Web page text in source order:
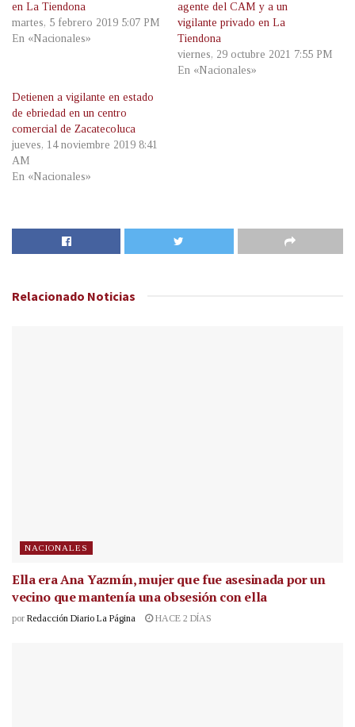
en La Tiendona
martes, 5 febrero 2019 5:07 PM
En «Nacionales»
agente del CAM y a un
vigilante privado en La
Tiendona
viernes, 29 octubre 2021 7:55 PM
En «Nacionales»
Detienen a vigilante en estado
de ebriedad en un centro
comercial de Zacatecoluca
jueves, 14 noviembre 2019 8:41
AM
En «Nacionales»
Relacionado Noticias
NACIONALES
Ella era Ana Yazmín, mujer que fue asesinada por un
vecino que mantenía una obsesión con ella
por Redacción Diario La Página HACE 2 DÍAS